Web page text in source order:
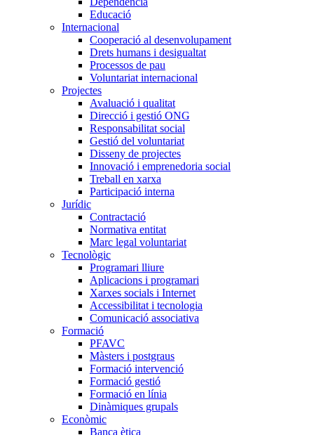
Educació
Internacional
Cooperació al desenvolupament
Drets humans i desigualtat
Processos de pau
Voluntariat internacional
Projectes
Avaluació i qualitat
Direcció i gestió ONG
Responsabilitat social
Gestió del voluntariat
Disseny de projectes
Innovació i emprenedoria social
Treball en xarxa
Participació interna
Jurídic
Contractació
Normativa entitat
Marc legal voluntariat
Tecnològic
Programari lliure
Aplicacions i programari
Xarxes socials i Internet
Accessibilitat i tecnologia
Comunicació associativa
Formació
PFAVC
Màsters i postgraus
Formació intervenció
Formació gestió
Formació en línia
Dinàmiques grupals
Econòmic
Banca ètica